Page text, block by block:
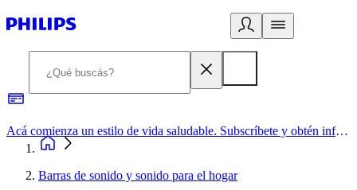
Acá comienza un estilo de vida saludable. Subscríbete y obtén información de primera mano
Barras de sonido y sonido para el hogar